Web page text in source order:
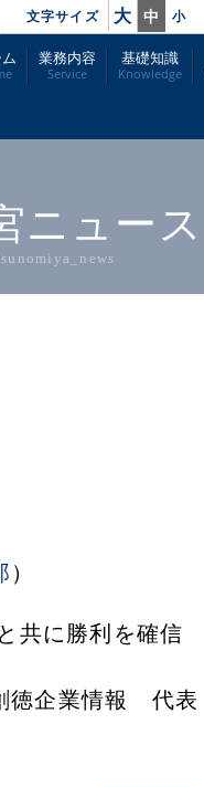
業務内容
Service
基礎知識
Knowledge
文字サイズ 大 中 小
ニュース
）
に勝利を確信
代表